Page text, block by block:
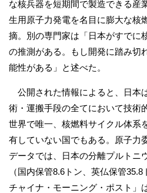
な核兵器を短期間で製造できる産
生用原子力発電を名目に膨大な核
摘。別の専門家は「日本がすでに
の推測がある。もし開発に踏み切
能性がある」と述べた。
公開された情報によると、日本
術・運搬手段の全てにおいて技術
世界で唯一、核燃料サイクル体系
有していない国でもある。原子力
データでは、日本の分離プルトニ
（国内保管8.6トン、英仏保管
チャイナ・モーニング・ポスト」